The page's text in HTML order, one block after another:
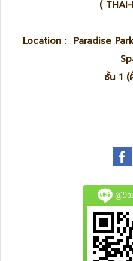
( THAI-
Location : Paradise
ชั้น 1 (